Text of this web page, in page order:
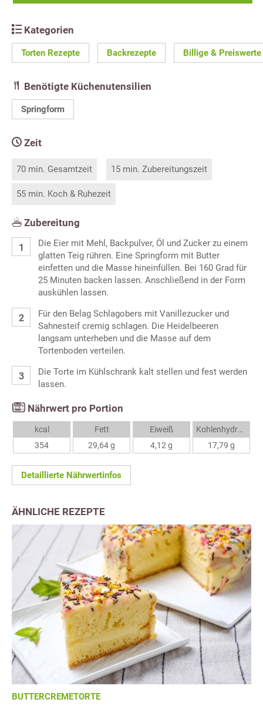
Kategorien
Torten Rezepte Backrezepte Billige &
Benötigte Küchenutensilien
Springform
Zeit
70 min. Gesamtzeit 15 min. Zubereitungszeit
55 min. Koch & Ruhezeit
Zubereitung
Die Eier mit Mehl, Backpulver, Öl und Zucker zu einem
glatten Teig rühren. Eine Springform mit Butter
einfetten und die Masse hineinfüllen. Bei 160 Grad für
25 Minuten backen lassen. Anschließend in der Form
auskühlen lassen.
Für den Belag Schlagobers mit Vanillezucker und
Sahnesteif cremig schlagen. Die Heidelbeeren
langsam unterheben und die Masse auf dem
Tortenboden verteilen.
Die Torte im Kühlschrank kalt stellen und fest werden
lassen.
Nährwert pro Portion
kcal
354
Fett
29,64 g
Eiweiß
4,12 g
Kohlenhydrate
17,79 g
Detaillierte Nährwertinfos
ÄHNLICHE REZEPTE
BUTTERCREMETORTE